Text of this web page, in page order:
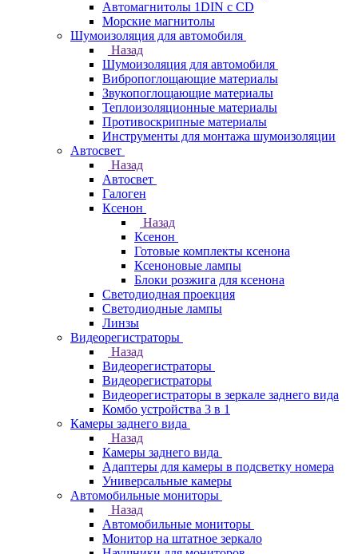
Автомагнитолы 1DIN с CD
Морские магнитолы
Шумоизоляция для автомобиля
Назад
Шумоизоляция для автомобиля
Вибропоглощающие материалы
Звукопоглощающие материалы
Теплоизоляционные материалы
Противоскрипные материалы
Инструменты для монтажа шумоизоляции
Автосвет
Назад
Автосвет
Галоген
Ксенон
Назад
Ксенон
Готовые комплекты ксенона
Ксеноновые лампы
Блоки розжига для ксенона
Светодиодная проекция
Светодиодные лампы
Линзы
Видеорегистраторы
Назад
Видеорегистраторы
Видеорегистраторы
Видеорегистраторы в зеркале заднего вида
Комбо устройства 3 в 1
Камеры заднего вида
Назад
Камеры заднего вида
Адаптеры для камеры в подсветку номера
Универсальные камеры
Автомобильные мониторы
Назад
Автомобильные мониторы
Монитор на штатное зеркало